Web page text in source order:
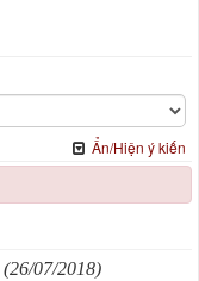
Ẩn/Hiện ý kiến
(26/07/2018)